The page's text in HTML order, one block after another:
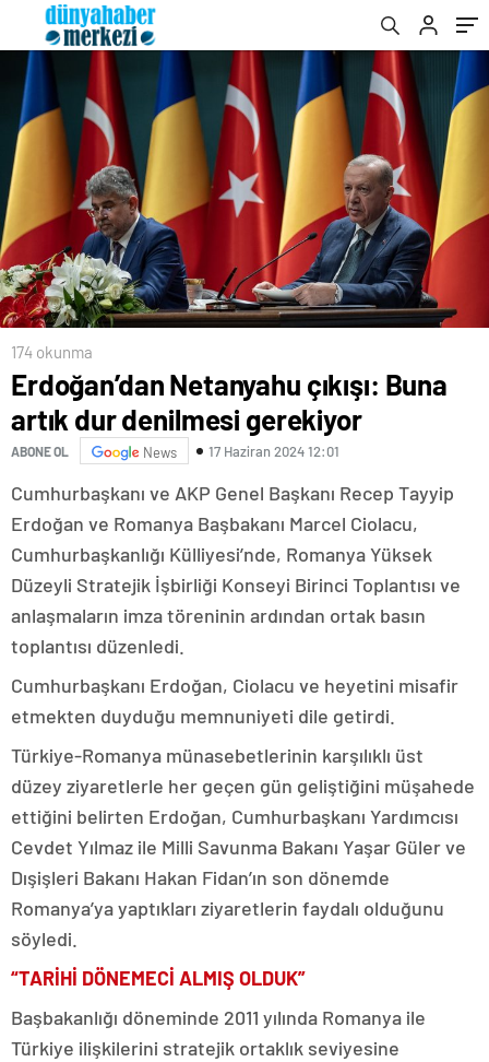
174 okunma
Erdoğan’dan Netanyahu çıkışı: Buna
artık dur denilmesi gerekiyor
ABONE OL News 17 Haziran 2024 12:01
Cumhurbaşkanı ve AKP Genel Başkanı Recep Tayyip
Erdoğan ve Romanya Başbakanı Marcel Ciolacu,
Cumhurbaşkanlığı Külliyesi’nde, Romanya Yüksek
Düzeyli Stratejik İşbirliği Konseyi Birinci Toplantısı ve
anlaşmaların imza töreninin ardından ortak basın
toplantısı düzenledi.
Cumhurbaşkanı Erdoğan, Ciolacu ve heyetini misafir
etmekten duyduğu memnuniyeti dile getirdi.
Türkiye-Romanya münasebetlerinin karşılıklı üst
düzey ziyaretlerle her geçen gün geliştiğini müşahede
ettiğini belirten Erdoğan, Cumhurbaşkanı Yardımcısı
Cevdet Yılmaz ile Milli Savunma Bakanı Yaşar Güler ve
Dışişleri Bakanı Hakan Fidan’ın son dönemde
Romanya’ya yaptıkları ziyaretlerin faydalı olduğunu
söyledi.
“TARİHİ DÖNEMECİ ALMIŞ OLDUK”
Başbakanlığı döneminde 2011 yılında Romanya ile
Türkiye ilişkilerini stratejik ortaklık seviyesine